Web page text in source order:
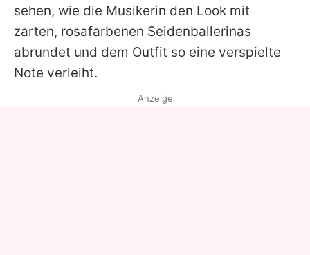
sehen, wie die Musikerin den Look mit
zarten, rosafarbenen Seidenballerinas
abrundet und dem Outfit so eine verspielte
Note verleiht.
Anzeige